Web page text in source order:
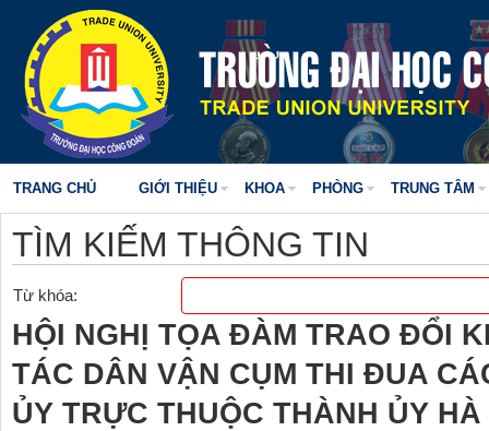
TRANG CHỦ GIỚI THIỆU KHOA PHÒNG TRUNG TÂM
TÌM KIẾM THÔNG TIN
Từ khóa:
HỘI NGHỊ TỌA ĐÀM TRAO ĐỔI
TÁC DÂN VẬN CỤM THI ĐUA
ỦY TRỰC THUỘC THÀNH ỦY HÀ